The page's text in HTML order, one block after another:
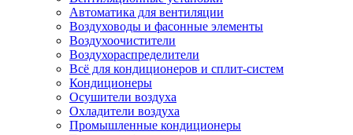
Автоматика для вентиляции
Воздуховоды и фасонные элементы
Воздухоочистители
Воздухораспределители
Всё для кондиционеров и сплит-систем
Кондиционеры
Осушители воздуха
Охладители воздуха
Промышленные кондиционеры